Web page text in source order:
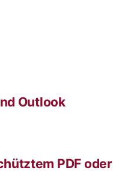
Outlook
PDF oder